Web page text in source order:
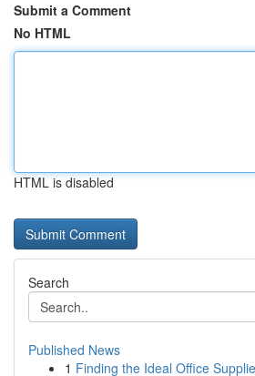
Submit a Comment
No HTML
HTML is disabled
Search
Published News
1 Finding the Ideal Office